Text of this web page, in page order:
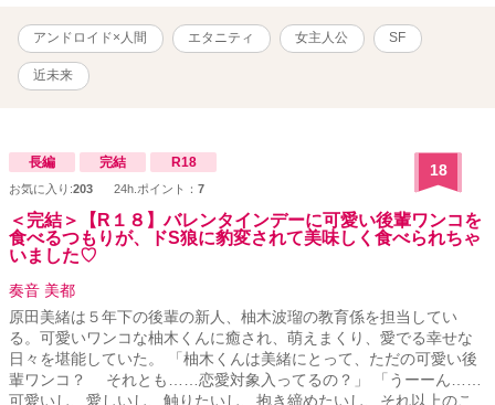
アンドロイド×人間 エタニティ 女主人公 SF
近未来
長編 完結 R18
お気に入り:203 24h.ポイント： 7
18
＜完結＞【R１８】バレンタインデーに可愛い後輩ワンコを
食べるつもりが、ドS狼に豹変されて美味しく食べられちゃ
いました♡
奏音 美都
原田美緒は５年下の後輩の新人、柚木波瑠の教育係を担当してい
る。可愛いワンコな柚木くんに癒され、萌えまくり、愛でる幸せな
日々を堪能していた。 「柚木くんは美緒にとって、ただの可愛い後
輩ワンコ？ それとも……恋愛対象入ってるの？」 「うーーん……
可愛いし、愛しいし、触りたいし、抱き締めたいし、それ以上のこ